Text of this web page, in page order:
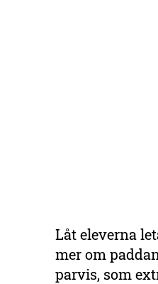
Låt eleverna
mer om
parvis, som